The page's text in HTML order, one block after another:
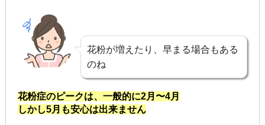
花粉が増えたり、早まる場合もある
のね
花粉症のピークは、一般的に2月〜4月
しかし5月も安心は出来ません